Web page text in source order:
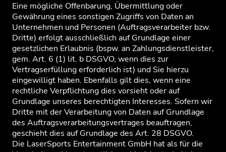
Eine mögliche Offenbarung, Übermittlung oder
Gewährung eines sonstigen Zugriffs von Daten an
Unternehmen und Personen (Auftragsverarbeiter bzw.
Dritte) erfolgt ausschließlich auf Grundlage einer
gesetzlichen Erlaubnis (bspw. an Zahlungsdienstleister,
gem. Art. 6 (1) lit. b DSGVO, wenn dies zur
Vertragserfüllung erforderlich ist) und Sie hierzu
eingewilligt haben. Ebenfalls gilt dies, wenn eine
rechtliche Verpflichtung dies vorsieht oder auf
Grundlage unseres berechtigten Interesses. Sofern wir
Dritte mit der Verarbeitung von Daten auf Grundlage
des Auftragsverarbeitungsvertrages beauftragen,
geschieht dies auf Grundlage des Art. 28 DSGVO.
Die LaserSports Entertainment GmbH hat als für die